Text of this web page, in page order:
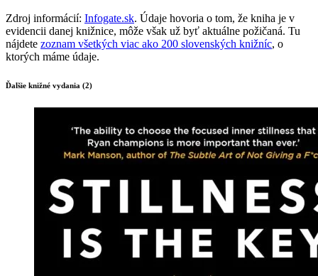
Zdroj informácií: Infogate.sk. Údaje hovoria o tom, že kniha je v
evidencii danej knižnice, môže však už byť aktuálne požičaná. Tu
nájdete zoznam všetkých viac ako 200 slovenských knižníc, o
ktorých máme údaje.
Ďalšie knižné vydania (2)